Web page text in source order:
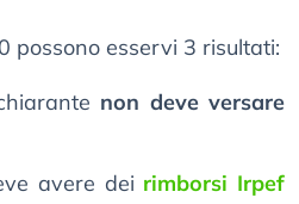
possono esservi 3 risultati:
non deve versare
avere dei rimborsi Irpef